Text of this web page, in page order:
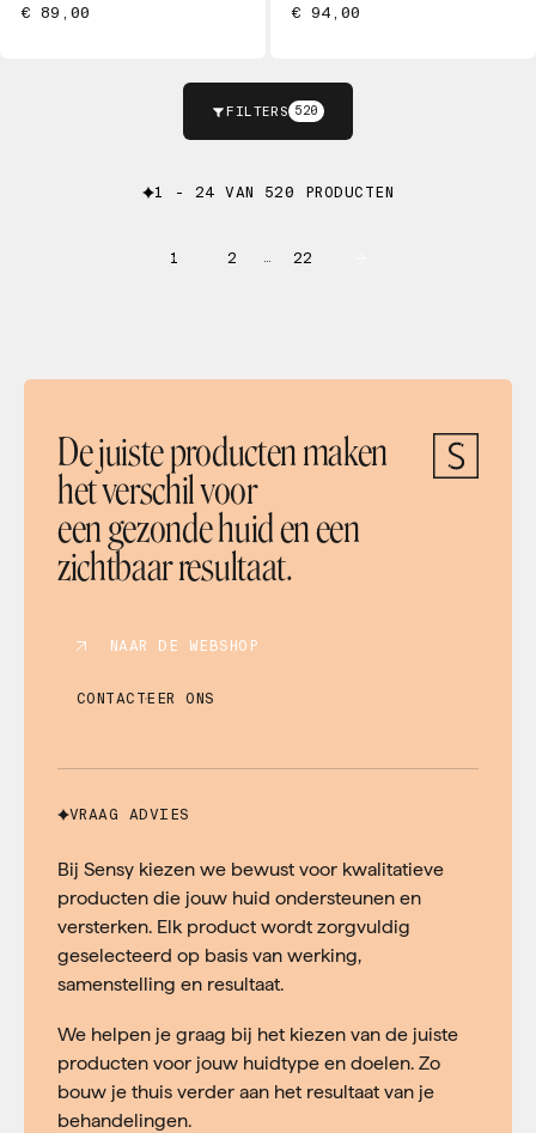
€ 89,00 € 94,00
FILTERS 520
1 - 24 VAN 520 PRODUCTEN
1 2 … 22
De juiste producten maken
het verschil voor
een gezonde huid en een
zichtbaar resultaat.
NAAR DE WEBSHOP
CONTACTEER ONS
VRAAG ADVIES
Bij Sensy kiezen we bewust voor kwalitatieve
producten die jouw huid ondersteunen en
versterken. Elk product wordt zorgvuldig
geselecteerd op basis van werking,
samenstelling en resultaat.
We helpen je graag bij het kiezen van de juiste
producten voor jouw huidtype en doelen. Zo
bouw je thuis verder aan het resultaat van je
behandelingen.